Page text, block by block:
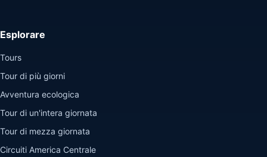
Esplorare
Tours
Tour di più giorni
Avventura ecologica
Tour di un'intera giornata
Tour di mezza giornata
Circuiti America Centrale